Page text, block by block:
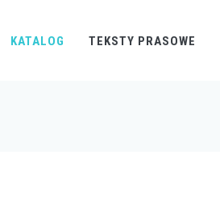
KATALOG TEKSTY PRASOWE